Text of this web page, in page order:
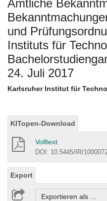
Amtliche
und
Instituts für
24. Juli 2017
Karlsruher Institut für
KITopen-Download
Volltext
DOI: 10.5445/IR/
Export
Exportieren als ...